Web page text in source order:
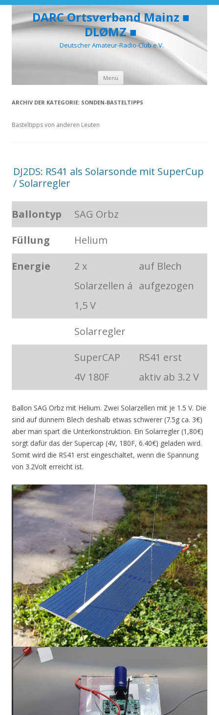
DARC Ortsverband Mainz ■
DLØMZ ■
Deutscher Amateur-Radio-Club e.V.
Menü
springen
ARCHIV DER KATEGORIE: SONDEN-BASTELTIPPS
Basteltipps von anderen Leuten
DJ2DS: RS41 als Solarsonde mit SuperCup
/ Solarregler
Ballontyp
SAG Orbz
Füllung
Helium
Energie
2 x
Solarzellen á
1,5 V
auf Blech
aufgezogen
Solarregler
SuperCAP
4V 180F
RS41 erst
aktiv ab 3.2 V
Ballon SAG Orbz mit Helium. Zwei Solarzellen mit je 1.5 V. Die
sind auf dünnem Blech deshalb etwas schwerer (7.5g ca. 3€)
aber man spart die Unterkonstruktion. Ein Solarregler (1,80€)
sorgt dafür das der Supercap (4V, 180F, 6.40€) geladen wird.
Somit wird die RS41 erst eingeschaltet, wenn die Spannung
von 3.2Volt erreicht ist.